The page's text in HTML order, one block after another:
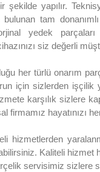
şekilde yapılır.
tam donanımlı
yedek parçaları
siz değerli
her türlü onarım
için sizlerden işçilik
karşılık sizlere
hayatınızı
hizmetlerden
Kaliteli hizmet
servisimiz sizlere